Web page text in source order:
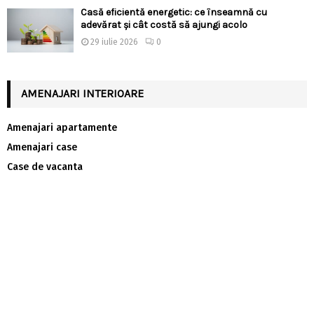
Casă eficientă energetic: ce înseamnă cu
adevărat și cât costă să ajungi acolo
29 iulie 2026 0
AMENAJARI INTERIOARE
Amenajari apartamente
Amenajari case
Case de vacanta